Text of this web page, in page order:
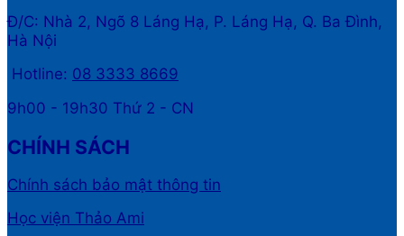
Đ/C: Nhà 2, Ngõ 8 Láng Hạ, P. Láng Hạ, Q. Ba Đình,
Hà Nội
Hotline: 08 3333 8669
9h00 - 19h30 Thứ 2 - CN
CHÍNH SÁCH
Chính sách bảo mật thông tin
Học viện Thảo Ami